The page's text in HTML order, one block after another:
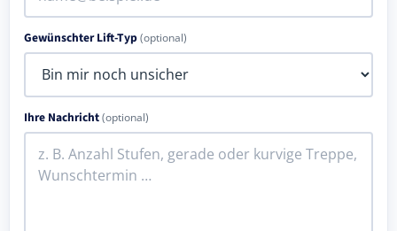
Gewünschter Lift-Typ(optional)
Ihre Nachricht(optional)